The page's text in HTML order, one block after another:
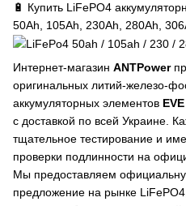
🔋 Купить LiFePO4
50Ah, 105Ah, 230Ah, 280Ah,
Интернет-магазин ANTPower
оригинальных литий-железо-
аккумуляторных элементов EVE
с доставкой по всей Украине.
тщательное тестирование и
проверки подлинности на
Мы предоставляем
предложение на рынке